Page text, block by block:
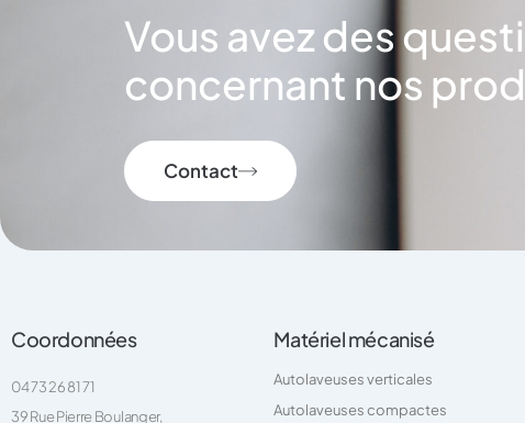
Vous avez des
concernant nos
Contact
Coordonnées
04 73 26 81 71
39 Rue Pierre Boulanger,
Matériel mécanisé
Autolaveuses verticales
Autolaveuses compactes